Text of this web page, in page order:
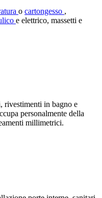
o cartongesso ,
e elettrico, massetti e
rivestimenti in bagno e
personalmente della
millimetrici.